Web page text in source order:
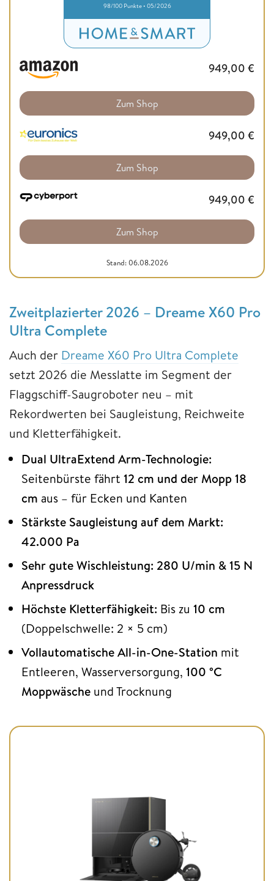
98/100 Punkte • 05/2026
949,00 €
Zum Shop
949,00 €
Zum Shop
949,00 €
Zum Shop
Stand: 06.08.2026
Zweitplazierter 2026 – Dreame X60 Pro
Ultra Complete
Auch der Dreame X60 Pro Ultra Complete
setzt 2026 die Messlatte im Segment der
Flaggschiff-Saugroboter neu – mit
Rekordwerten bei Saugleistung, Reichweite
und Kletterfähigkeit.
Dual UltraExtend Arm-Technologie:
Seitenbürste fährt 12 cm und der Mopp 18
cm aus – für Ecken und Kanten
Stärkste Saugleistung auf dem Markt:
42.000 Pa
Sehr gute Wischleistung: 280 U/min & 15 N
Anpressdruck
Höchste Kletterfähigkeit: Bis zu 10 cm
(Doppelschwelle: 2 × 5 cm)
Vollautomatische All-in-One-Station mit
Entleeren, Wasserversorgung, 100 °C
Moppwäsche und Trocknung